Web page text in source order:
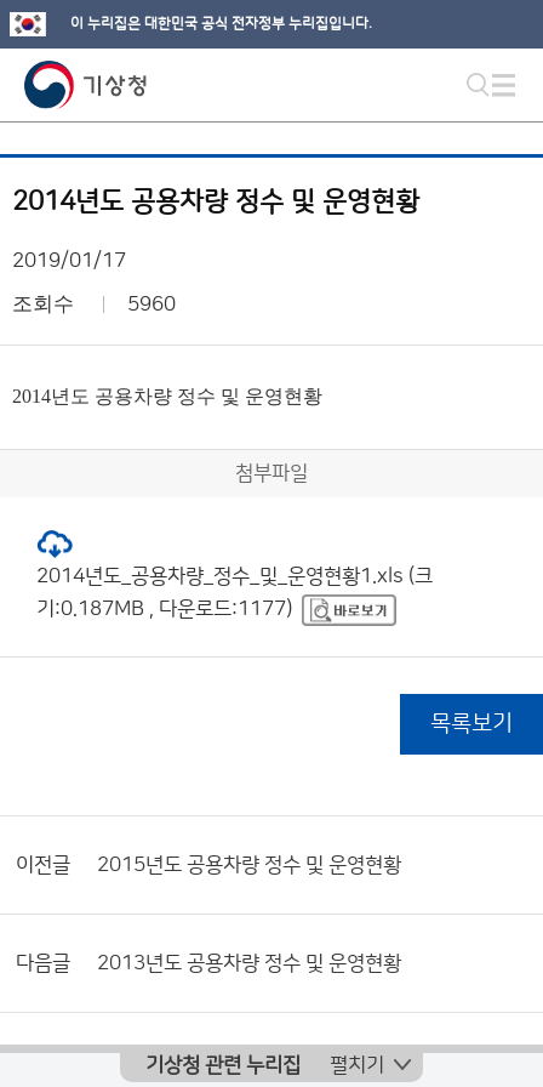
이 누리집은 대한민국 공식 전자정부 누리집입니다.
2014년도 공용차량 정수 및 운영현황
2019/01/17
조회수 5960
2014년도 공용차량 정수 및 운영현황
첨부파일
2014년도_공용차량_정수_및_운영현황1.xls (크
기:0.187MB , 다운로드:1177)
목록보기
이전글 2015년도 공용차량 정수 및 운영현황
다음글 2013년도 공용차량 정수 및 운영현황
기상청 관련 누리집 펼치기